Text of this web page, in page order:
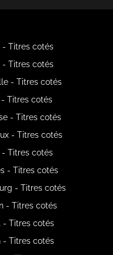
- Titres cotés
- Titres cotés
- Titres cotés
Titres cotés
- Titres cotés
- Titres cotés
- Titres cotés
- Titres cotés
- Titres cotés
- Titres cotés
- Titres cotés
- Titres cotés